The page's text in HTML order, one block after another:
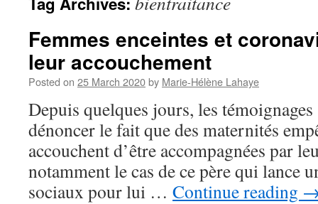
Femmes enceintes et
leur accouchement
Posted on 25 March 2020by Marie-Hélène Lahaye
Depuis quelques jours, les
dénoncer le fait que des maternités
accouchent d’être accompagnées par
notamment le cas de ce père qui lance
sociaux pour lui … Continue reading